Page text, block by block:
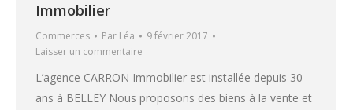
Immobilier
Commerces Par Léa
9 février 2017
Laisser un commentaire
L’agence CARRON Immobilier est installée depuis 30
ans à BELLEY Nous proposons des biens à la vente et